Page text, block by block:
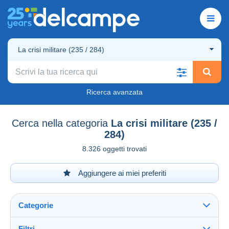
La crisi militare (235 / 284)
Ricerca avanzata
Cerca nella categoria La crisi militare (235 /
284)
8.326 oggetti trovati
Aggiungere ai miei preferiti
Categorie